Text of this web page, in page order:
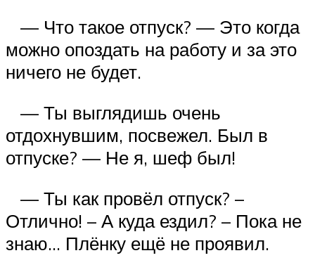
— Что такое отпуск? — Это когда
можно опоздать на работу и за это
ничего не будет.
— Ты выглядишь очень
отдохнувшим, посвежел. Был в
отпуске? — Не я, шеф был!
— Ты как провёл отпуск? –
Отлично! – А куда ездил? – Пока не
знаю… Плёнку ещё не проявил.